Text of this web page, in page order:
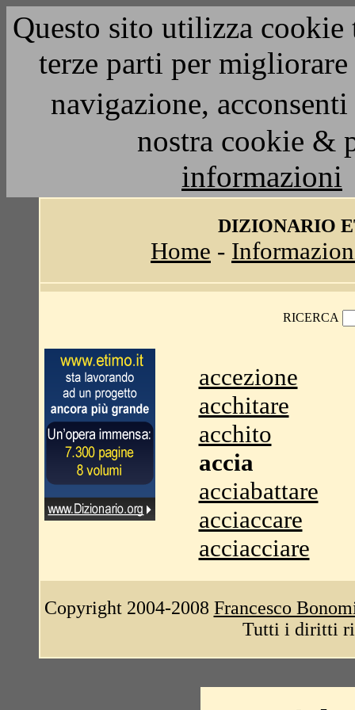
Questo sito utilizza
terze parti per
navigazione,
nostra cookie &
informazioni
DIZIONARIO
Home -
RICERCA
accezione
acchitare
acchito
accia
acciabattare
acciaccare
acciacciare
Copyright 2004-2008 Francesco
Tutti i diritti